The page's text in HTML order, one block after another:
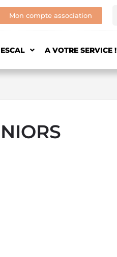
Mon compte association
ESCAL A VOTRE SERVICE !